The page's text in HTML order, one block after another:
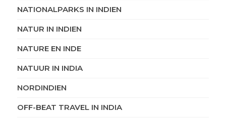
NATIONALPARKS IN INDIEN
NATUR IN INDIEN
NATURE EN INDE
NATUUR IN INDIA
NORDINDIEN
OFF-BEAT TRAVEL IN INDIA